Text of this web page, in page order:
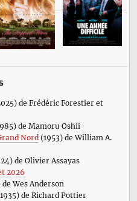
de Frédéric Forestier et
de Mamoru Oshii
Nord(1953) de William A.
de Olivier Assayas
2026
Wes Anderson
de Richard Pottier